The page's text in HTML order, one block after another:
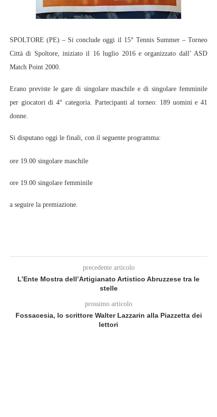
SPOLTORE (PE) – Si conclude oggi il 15° Tennis Summer – Torneo
Città di Spoltore, iniziato il 16 luglio 2016 e organizzato dall’ ASD
Match Point 2000.
Erano previste le gare di singolare maschile e di singolare femminile
per giocatori di 4° categoria. Partecipanti al torneo: 189 uomini e 41
donne.
Si disputano oggi le finali, con il seguente programma:
ore 19.00 singolare maschile
ore 19.00 singolare femminile
a seguire la premiazione.
precedente articolo
L’Ente Mostra dell’Artigianato Artistico Abruzzese tra le
stelle
prossimo articolo
Fossacesia, lo scrittore Walter Lazzarin alla Piazzetta dei
lettori